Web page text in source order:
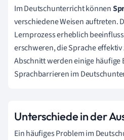
Im Deutschunterricht können
verschiedene Weisen auftreten.
Lernprozess erheblich
erschweren, die Sprache
Abschnitt werden einige häufige
Sprachbarrieren im
Unterschiede in der
Ein häufiges Problem im